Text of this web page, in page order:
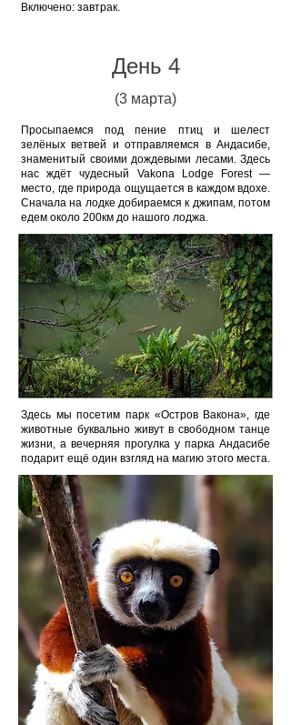
Включено: завтрак.
День 4
(3 марта)
Просыпаемся под пение птиц и шелест
зелёных ветвей и отправляемся в Андасибе,
знаменитый своими дождевыми лесами. Здесь
нас ждёт чудесный Vakona Lodge Forest —
место, где природа ощущается в каждом вдохе.
Сначала на лодке добираемся к джипам, потом
едем около 200км до нашого лоджа.
Здесь мы посетим парк «Остров Вакона», где
животные буквально живут в свободном танце
жизни, а вечерняя прогулка у парка Андасибе
подарит ещё один взгляд на магию этого места.